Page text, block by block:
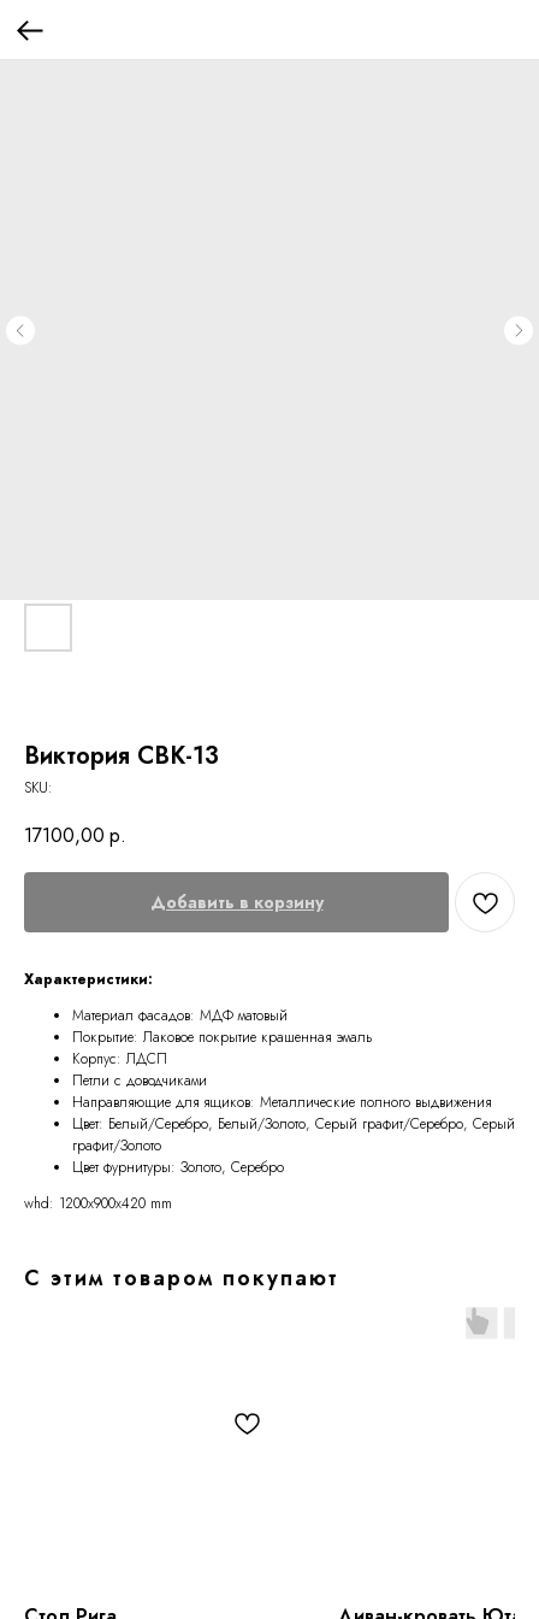
Виктория СВК-13
SKU:
17100,00 р.
Добавить в корзину
Характеристики:
Материал фасадов: МДФ матовый
Покрытие: Лаковое покрытие крашенная эмаль
Корпус: ЛДСП
Петли с доводчиками
Направляющие для ящиков: Металлические полного выдвижения
Цвет: Белый/Серебро, Белый/Золото, Серый графит/Серебро, Серый
графит/Золото
Цвет фурнитуры: Золото, Серебро
whd: 1200x900x420 mm
С этим товаром покупают